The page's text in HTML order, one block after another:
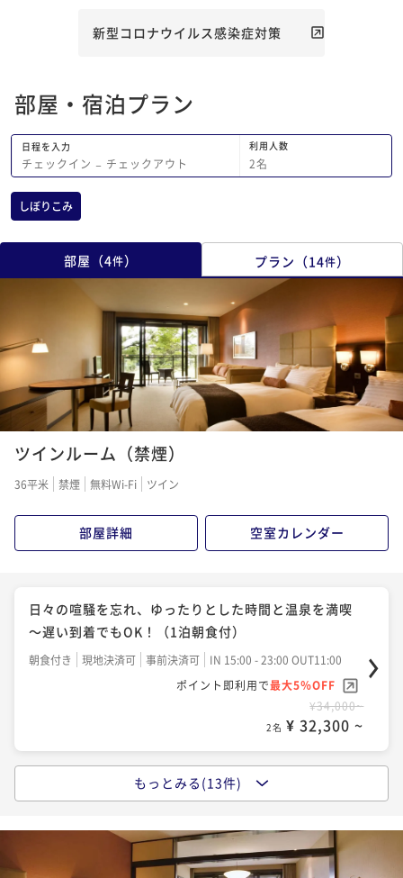
新型コロナウイルス感染症対策
部屋・宿泊プラン
日程を入力
チェックイン − チェックアウト
利用人数
2名
しぼりこみ
部屋 （4件） プラン （14件）
ツインルーム（禁煙）
36平米 禁煙 無料Wi-Fi ツイン
部屋詳細 空室カレンダー
日々の喧騒を忘れ、ゆったりとした時間と温泉を満喫
～遅い到着でもOK！（1泊朝食付）
朝食付き 現地決済可 事前決済可
IN 15:00 - 23:00 OUT11:00
ポイント即利用で最大5％OFF
¥34,000~
2名 ¥ 32,300 ~
【早得60】早めの予約で2000円引！ホテル1番人気！
現地決済可 事前決済可
IN 15:00 - 19:00 OUT11:00
ポイント即利用で最大5％OFF
もっとみる(13件)